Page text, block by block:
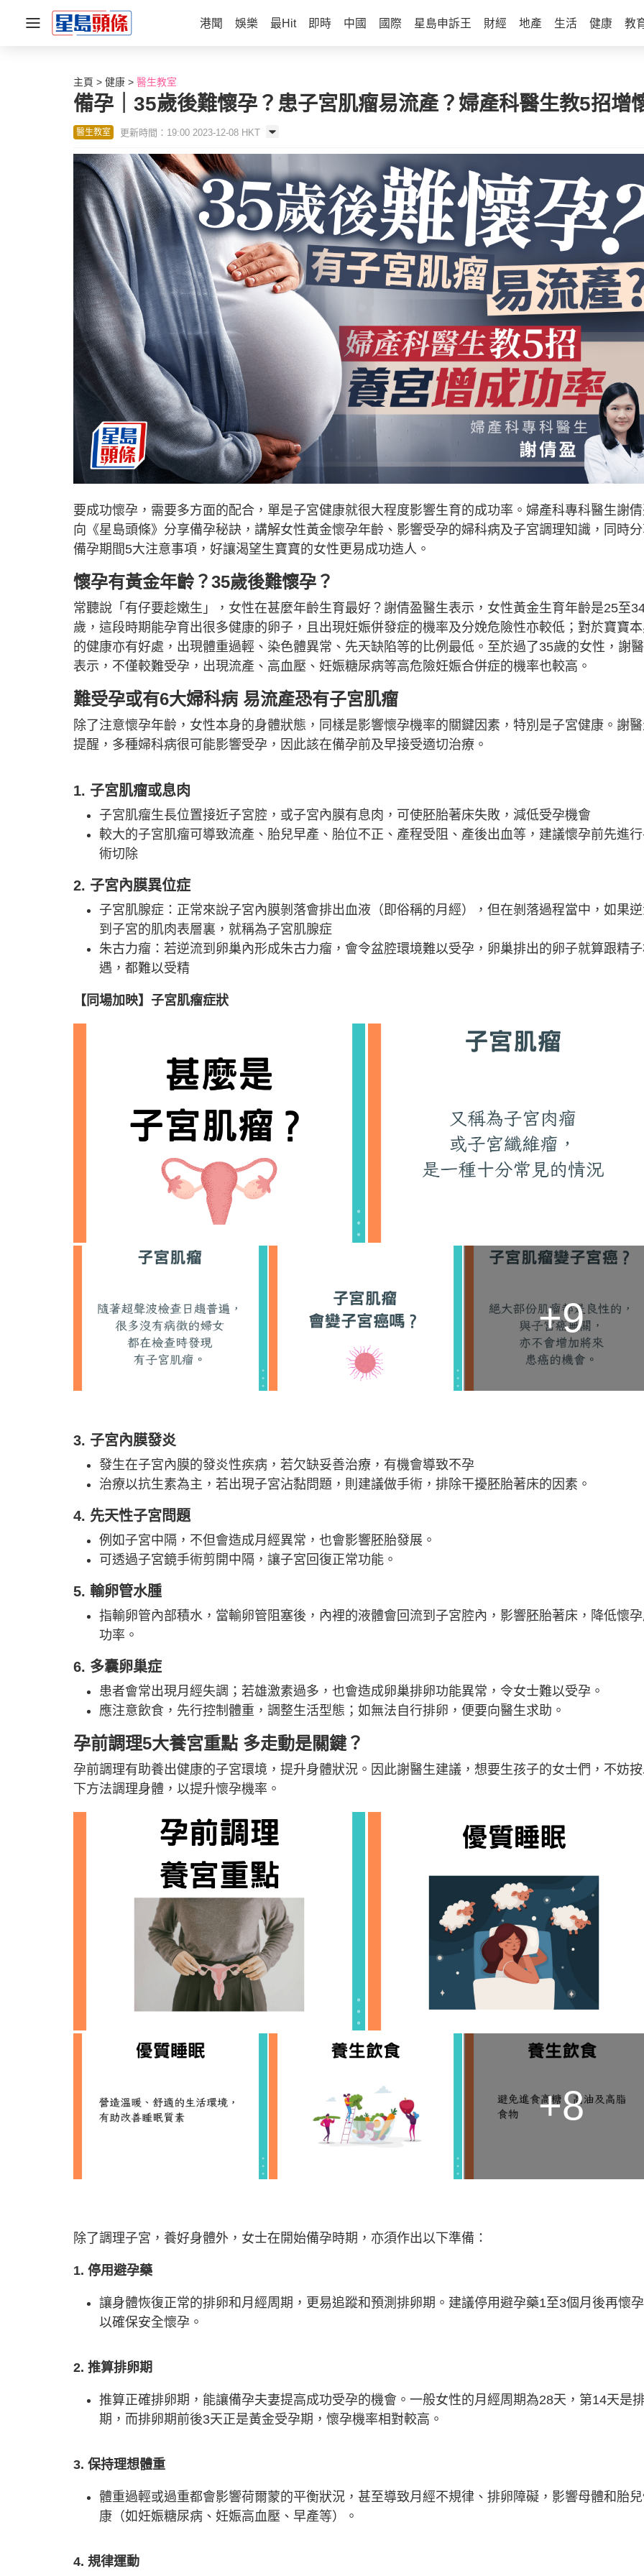
港聞 娛樂 最Hit 即時 中國 國際 星島申訴王 財經 地產 生活 健康 教
主頁 健康 醫生教室
備孕｜35歲後難懷孕？患子宮肌瘤易流產？婦產科醫生教5招增
醫生教室 更新時間：19:00 2023-12-08 HKT
要成功懷孕，需要多方面的配合，單是子宮健康就很大程度影響生育的成功率。婦產科專科醫生謝
向《星島頭條》分享備孕秘訣，講解女性黃金懷孕年齡、影響受孕的婦科病及子宮調理知識，同時
備孕期間5大注意事項，好讓渴望生寶寶的女性更易成功造人。
懷孕有黃金年齡？35歲後難懷孕？
常聽說「有仔要趁嫩生」，女性在甚麼年齡生育最好？謝倩盈醫生表示，女性黃金生育年齡是25至
歲，這段時期能孕育出很多健康的卵子，且出現妊娠併發症的機率及分娩危險性亦較低；對於寶寶
的健康亦有好處，出現體重過輕、染色體異常、先天缺陷等的比例最低。至於過了35歲的女性，謝
表示，不僅較難受孕，出現流產、高血壓、妊娠糖尿病等高危險妊娠合併症的機率也較高。
難受孕或有6大婦科病 易流產恐有子宮肌瘤
除了注意懷孕年齡，女性本身的身體狀態，同樣是影響懷孕機率的關鍵因素，特別是子宮健康。謝
提醒，多種婦科病很可能影響受孕，因此該在備孕前及早接受適切治療。
1. 子宮肌瘤或息肉
子宮肌瘤生長位置接近子宮腔，或子宮內膜有息肉，可使胚胎著床失敗，減低受孕機會
較大的子宮肌瘤可導致流產、胎兒早產、胎位不正、產程受阻、產後出血等，建議懷孕前先進
術切除
2. 子宮內膜異位症
子宮肌腺症：正常來說子宮內膜剝落會排出血液（即俗稱的月經），但在剝落過程當中，如果
到子宮的肌肉表層裏，就稱為子宮肌腺症
朱古力瘤：若逆流到卵巢內形成朱古力瘤，會令盆腔環境難以受孕，卵巢排出的卵子就算跟精
遇，都難以受精
【同場加映】子宮肌瘤症狀
+9
3. 子宮內膜發炎
發生在子宮內膜的發炎性疾病，若欠缺妥善治療，有機會導致不孕
治療以抗生素為主，若出現子宮沾黏問題，則建議做手術，排除干擾胚胎著床的因素。
4. 先天性子宮問題
例如子宮中隔，不但會造成月經異常，也會影響胚胎發展。
可透過子宮鏡手術剪開中隔，讓子宮回復正常功能。
5. 輸卵管水腫
指輸卵管內部積水，當輸卵管阻塞後，內裡的液體會回流到子宮腔內，影響胚胎著床，降低懷
功率。
6. 多囊卵巢症
患者會常出現月經失調；若雄激素過多，也會造成卵巢排卵功能異常，令女士難以受孕。
應注意飲食，先行控制體重，調整生活型態；如無法自行排卵，便要向醫生求助。
孕前調理5大養宮重點 多走動是關鍵？
孕前調理有助養出健康的子宮環境，提升身體狀況。因此謝醫生建議，想要生孩子的女士們，不妨
下方法調理身體，以提升懷孕機率。
+8
除了調理子宮，養好身體外，女士在開始備孕時期，亦須作出以下準備：
1. 停用避孕藥
讓身體恢復正常的排卵和月經周期，更易追蹤和預測排卵期。建議停用避孕藥1至3個月後再懷
以確保安全懷孕。
2. 推算排卵期
推算正確排卵期，能讓備孕夫妻提高成功受孕的機會。一般女性的月經周期為28天，第14天是
期，而排卵期前後3天正是黃金受孕期，懷孕機率相對較高。
3. 保持理想體重
體重過輕或過重都會影響荷爾蒙的平衡狀況，甚至導致月經不規律、排卵障礙，影響母體和胎
康（如妊娠糖尿病、妊娠高血壓、早產等）。
4. 規律運動